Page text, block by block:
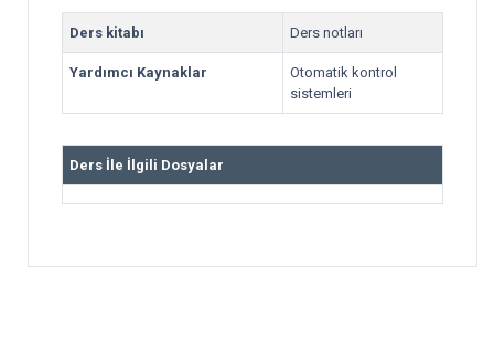
Ders kitabı Ders notları
Yardımcı Kaynaklar
Otomatik kontrol
sistemleri
Ders İle İlgili Dosyalar